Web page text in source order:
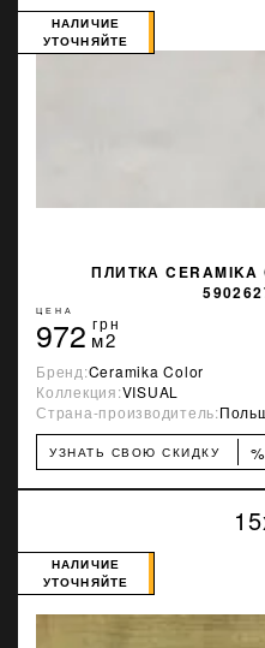
ПЛИТКА CERAMIKA
НАЛИЧИЕ
УТОЧНЯЙТЕ
ЦЕНА
972 грн
м2
Бренд:Ceramika Color
Коллекция:VISUAL
Страна-производитель:
УЗНАТЬ СВОЮ СКИДКУ %
НАЛИЧИЕ
УТОЧНЯЙТЕ